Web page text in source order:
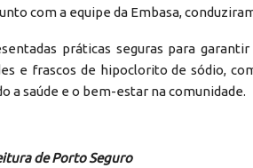
com a equipe da Embasa,
práticas seguras para garantir
e frascos de hipoclorito de sódio,
a saúde e o bem-estar na comunidade.
de Porto Seguro